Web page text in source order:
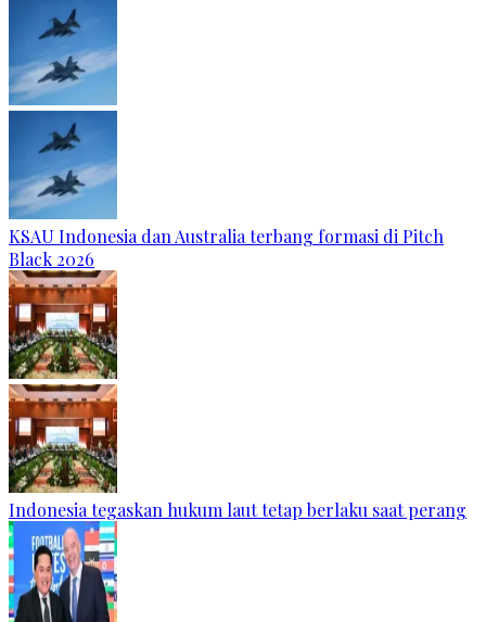
KSAU Indonesia dan Australia terbang formasi di Pitch
Black 2026
Indonesia tegaskan hukum laut tetap berlaku saat perang